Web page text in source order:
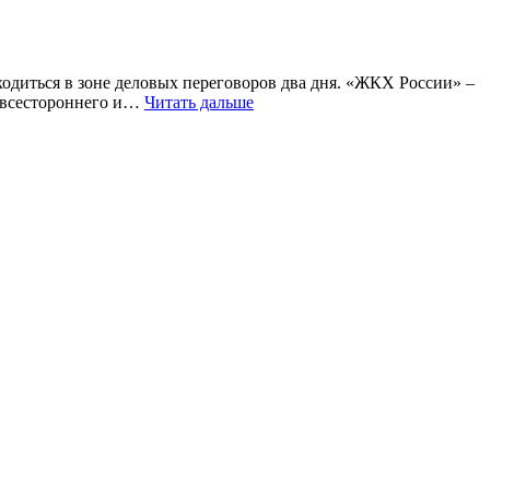
в зоне деловых переговоров два дня. «ЖКХ России» –
и… Читать дальше